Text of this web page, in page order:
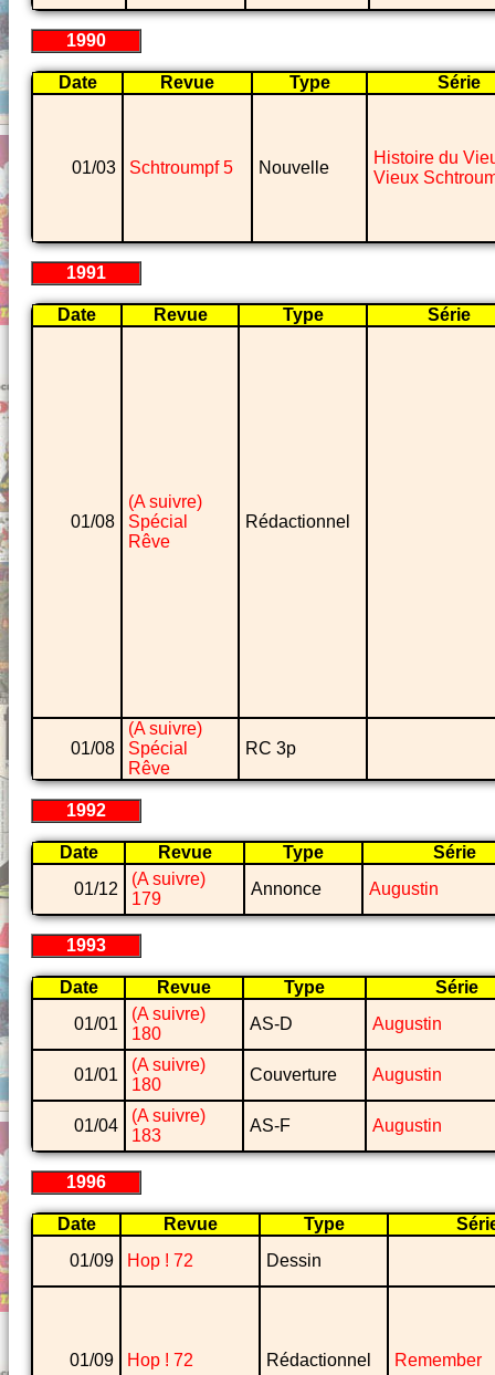
1990
Date Revue Type Série
01/03 Schtroumpf 5 Nouvelle
Histoire du
Vieux
1991
Date Revue Type Série
01/08
(A suivre)
Spécial
Rêve
Rédactionnel
01/08
(A suivre)
Spécial
Rêve
RC 3p
1992
Date Revue Type
Série
01/12
(A suivre)
179
Annonce Augustin
1993
Date Revue Type
Série
01/01
(A suivre)
180
AS-D Augustin
01/01
(A suivre)
180
Couverture Augustin
01/04
(A suivre)
183
AS-F Augustin
1996
Date Revue Type
01/09
Hop ! 72 Dessin
01/09 Hop ! 72 Rédactionnel Remember